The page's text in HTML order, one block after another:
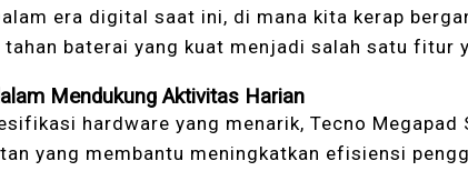
era digital saat ini, di mana kita kerap
tahan baterai yang kuat menjadi salah satu fitur
Mendukung Aktivitas Harian
hardware yang menarik, Tecno Megapad
yang membantu meningkatkan efisiensi